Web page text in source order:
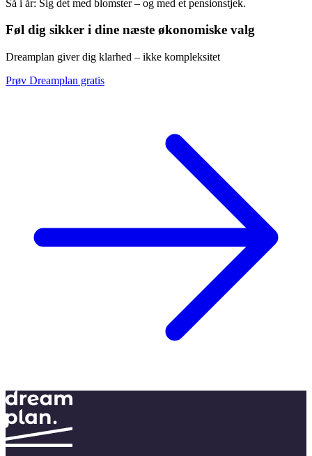
Så i år: Sig det med blomster – og med et pensionstjek.
Føl dig sikker i dine næste økonomiske valg
Dreamplan giver dig klarhed – ikke kompleksitet
Prøv Dreamplan gratis